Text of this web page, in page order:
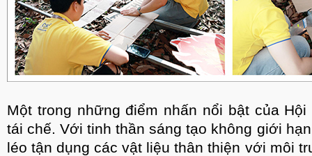
Một trong những điểm nhấn nổi bật của
tái chế. Với tinh thần sáng tạo không giới
léo tận dụng các vật liệu thân thiện với môi